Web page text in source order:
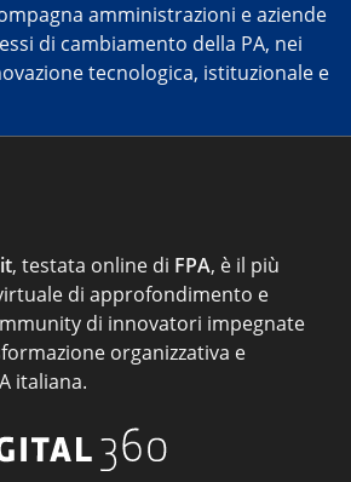
amministrazioni e aziende
di cambiamento della PA, nei
tecnologica, istituzionale e
, testata online di FPA, è il più
di approfondimento e
di innovatori impegnate
organizzativa e
italiana.